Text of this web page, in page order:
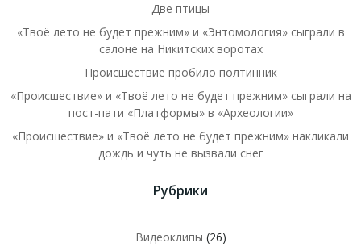
Две птицы
«Твоё лето не будет прежним» и «Энтомология» сыграли в
салоне на Никитских воротах
Происшествие пробило полтинник
«Происшествие» и «Твоё лето не будет прежним» сыграли на
пост-пати «Платформы» в «Археологии»
«Происшествие» и «Твоё лето не будет прежним» накликали
дождь и чуть не вызвали снег
Рубрики
Видеоклипы (26)